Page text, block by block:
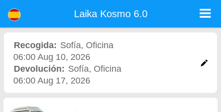
kilometraje ilimitado, asientos para niños gratis, conductores adicionales gratis, precios más bajos de alquiler de coches
garantizados.
Laika Kosmo 6.0
Recogida: Sofía, Oficina
06:00 Aug 10, 2026
Devolución: Sofía, Oficina
06:00 Aug 17, 2026